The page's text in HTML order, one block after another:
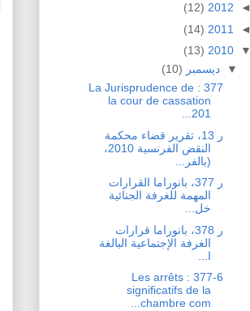
◄
2012
(12)
◄
2011
(14)
▼
2010
(13)
▼ ديسمبر (10)
377 : La Jurisprudence de
la cour de cassation
201...
ر 13، تقرير قضاء محكمة
النقض الفرنسية 2010،
(بالفر...
ر 377، بانوراما القرارات
المهمة للغرفة الجنائية
خل...
ر 378، بانوراما قرارات
الغرفة الإجتماعية البالغة
ا...
377-6 : Les arrêts
significatifs de la
chambre com...